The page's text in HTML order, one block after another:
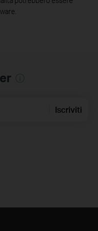
Iscriviti